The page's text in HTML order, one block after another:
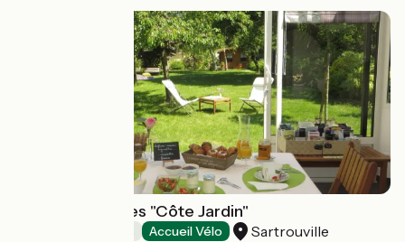
Chambre d'hôtes "Côte Jardin"
Accueil Vélo Sartrouville